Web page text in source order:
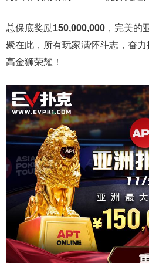
总保底奖励150,000,000 ，完美的
聚在此，所有玩家满怀斗志，奋
高金狮荣耀！